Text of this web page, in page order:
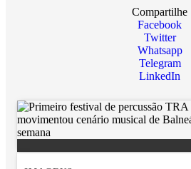
Compartilhe
Facebook
Twitter
Whatsapp
Telegram
LinkedIn